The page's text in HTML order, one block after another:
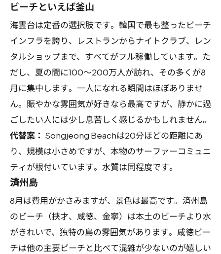
ビーチといえば釜山
海雲台は定番の選択肢です。韓国で最も整ったビーチ
インフラを誇り、レストランからナイトクラブ、レン
タルショップまで、すべてがフル稼働しています。た
だし、夏の間に100〜200万人が訪れ、その多くが8
月に集中します。一人になれる瞬間はほぼありませ
ん。賑やかな雰囲気が好きなら最高ですが、静かに過
ごしたい人には少し息苦しく感じるかもしれません。
代替案： Songjeong Beachは20分ほどの距離にあ
り、規模は小さめですが、本物のサーファーコミュニ
ティが根付いています。水質は同程度です。
済州島
8月は費用がかさみますが、景色は最高です。済州島
のビーチ（挟才、咸徳、金寧）は本土のビーチより水
がきれいで、独特の島の雰囲気があります。咸徳ビー
チは他の主要ビーチと比べて混雑が少ないのが嬉しい